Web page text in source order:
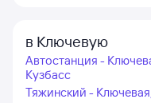
в Ключевую
Автостанция -
Кузбасс
Тяжинский -